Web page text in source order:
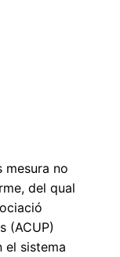
mesura no
del qual
(ACUP)
el sistema